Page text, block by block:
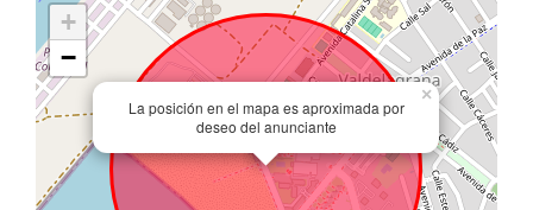
La posición en el mapa es aproximada por
deseo del anunciante
×
+
−